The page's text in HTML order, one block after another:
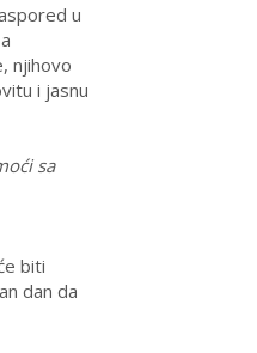
u
njihovo
i jasnu
sa
biti
dan da